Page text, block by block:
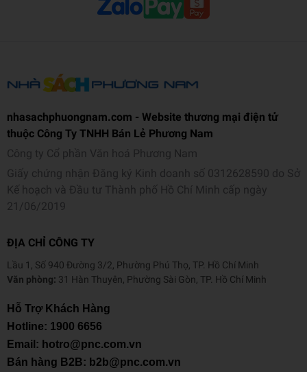
nhasachphuongnam.com - Website thương mại điện tử
thuộc Công Ty TNHH Bán Lẻ Phương Nam
Công ty Cổ phần Văn hoá Phương Nam
Giấy chứng nhận Đăng ký Kinh doanh số 0312628590 do Sở
Kế hoạch và Đầu tư Thành phố Hồ Chí Minh cấp ngày
21/06/2019
ĐỊA CHỈ CÔNG TY
Lầu 1, Số 940 Đường 3/2, Phường Phú Thọ, TP. Hồ Chí Minh
Văn phòng: 31 Hàn Thuyên, Phường Sài Gòn, TP. Hồ Chí Minh
Hỗ Trợ Khách Hàng
Hotline: 1900 6656
Email: hotro@pnc.com.vn
Bán hàng B2B: b2b@pnc.com.vn